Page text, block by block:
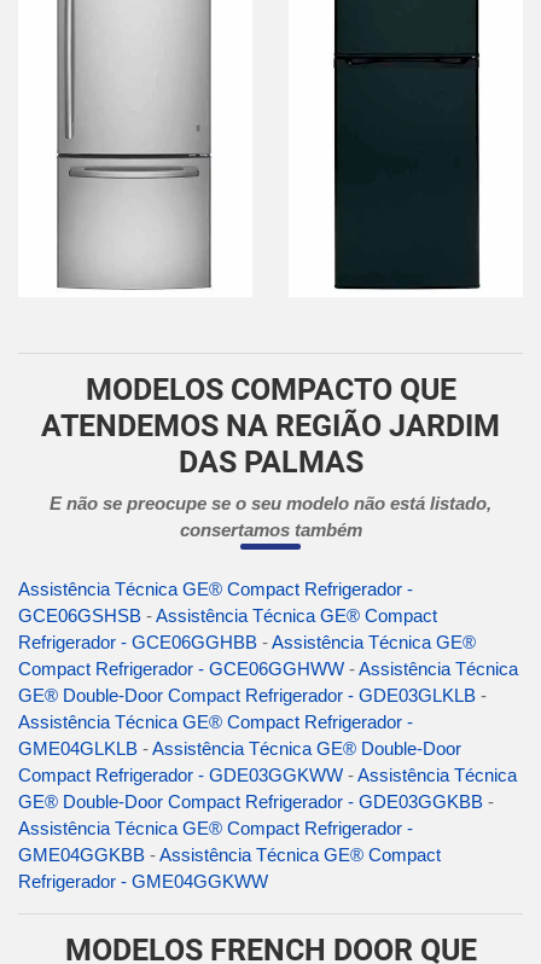
MODELOS COMPACTO QUE
ATENDEMOS NA REGIÃO JARDIM
DAS PALMAS
E não se preocupe se o seu modelo não está listado,
consertamos também
Assistência Técnica GE® Compact Refrigerador -
GCE06GSHSB -Assistência Técnica GE® Compact
Refrigerador - GCE06GGHBB -Assistência Técnica GE®
Compact Refrigerador - GCE06GGHWW -Assistência Técnica
GE® Double-Door Compact Refrigerador - GDE03GLKLB -
Assistência Técnica GE® Compact Refrigerador -
GME04GLKLB -Assistência Técnica GE® Double-Door
Compact Refrigerador - GDE03GGKWW -Assistência Técnica
GE® Double-Door Compact Refrigerador - GDE03GGKBB -
Assistência Técnica GE® Compact Refrigerador -
GME04GGKBB -Assistência Técnica GE® Compact
Refrigerador - GME04GGKWW
MODELOS FRENCH DOOR QUE